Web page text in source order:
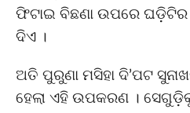
ଫିଟାଇ ବିଛଣା ଉପରେ
ଦିଏ ।
ଅତି ପୁରୁଣା ମସିହା ଦି’ପଟ
ହେଲା ଏହି ଉପକରଣ ।